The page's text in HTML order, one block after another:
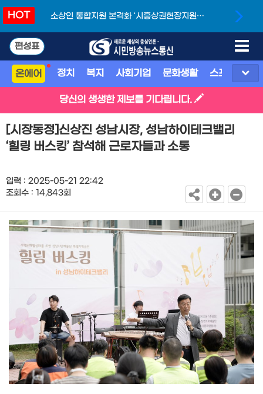
HOT
소상인 통합지원 본격화 ‘시흥상권현장지원단’
편성표
온에어 정치 복지 사회기업 문화생활 스포츠 지
당신의 생생한 제보를 기다립니다.
[시장동정]신상진 성남시장, 성남하이테크밸리
‘힐링 버스킹’ 참석해 근로자들과 소통
입력 : 2025-05-21 22:42
조회수 : 14,843회